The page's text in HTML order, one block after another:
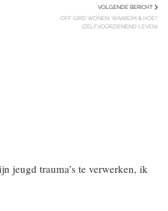
VOLGENDE BERICHT
OFF GRID WONEN: WAAROM & HOE?
(ZELFVOORZIENEND LEVEN)
jeugd trauma’s te verwerken, ik